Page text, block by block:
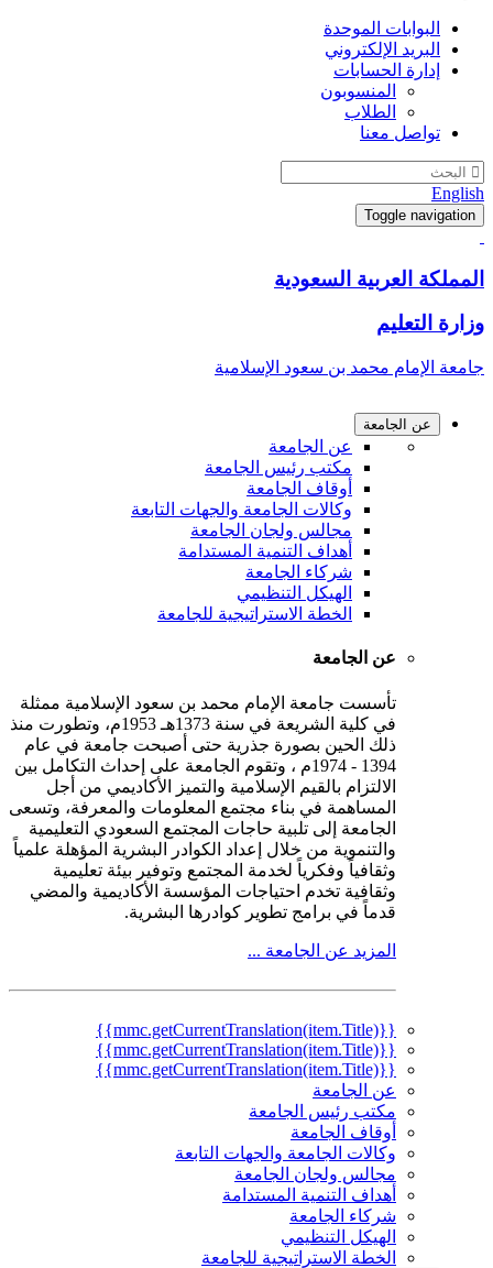
البوابات الموحدة
البريد الإلكتروني
إدارة الحسابات
المنسوبون
الطلاب
تواصل معنا
English
Toggle navigation
المملكة العربية السعودية
وزارة التعليم
جامعة الإمام محمد بن سعود الإسلامية
عن الجامعة
عن الجامعة
مكتب رئيس الجامعة
أوقاف الجامعة
وكالات الجامعة والجهات التابعة
مجالس ولجان الجامعة
أهداف التنمية المستدامة
شركاء الجامعة
الهيكل التنظيمي
الخطة الاستراتيجية للجامعة
عن الجامعة
تأسست جامعة الإمام محمد بن سعود الإسلامية ممثلة
في كلية الشريعة في سنة 1373هـ 1953م، وتطورت منذ
ذلك الحين بصورة جذرية حتى أصبحت جامعة في عام
1394 - 1974م ، وتقوم الجامعة على إحداث التكامل بين
الالتزام بالقيم الإسلامية والتميز الأكاديمي من أجل
المساهمة في بناء مجتمع المعلومات والمعرفة، وتسعى
الجامعة إلى تلبية حاجات المجتمع السعودي التعليمية
والتنموية من خلال إعداد الكوادر البشرية المؤهلة علمياً
وثقافياً وفكرياً لخدمة المجتمع وتوفير بيئة تعليمية
وثقافية تخدم احتياجات المؤسسة الأكاديمية والمضي
قدماً في برامج تطوير كوادرها البشرية.
المزيد عن الجامعة ...
{{mmc.getCurrentTranslation(item.Title)}}
{{mmc.getCurrentTranslation(item.Title)}}
{{mmc.getCurrentTranslation(item.Title)}}
عن الجامعة
مكتب رئيس الجامعة
أوقاف الجامعة
وكالات الجامعة والجهات التابعة
مجالس ولجان الجامعة
أهداف التنمية المستدامة
شركاء الجامعة
الهيكل التنظيمي
الخطة الاستراتيجية للجامعة